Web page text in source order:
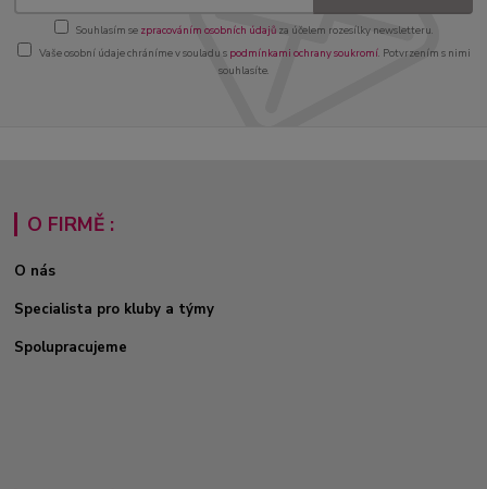
Souhlasím se zpracováním osobních údajůza účelem rozesílky newsletteru.
Vaše osobní údaje chráníme v souladu s podmínkami ochrany soukromí. Potvrzením s nimi
souhlasíte.
O FIRMĚ :
O nás
Specialista pro kluby a týmy
Spolupracujeme